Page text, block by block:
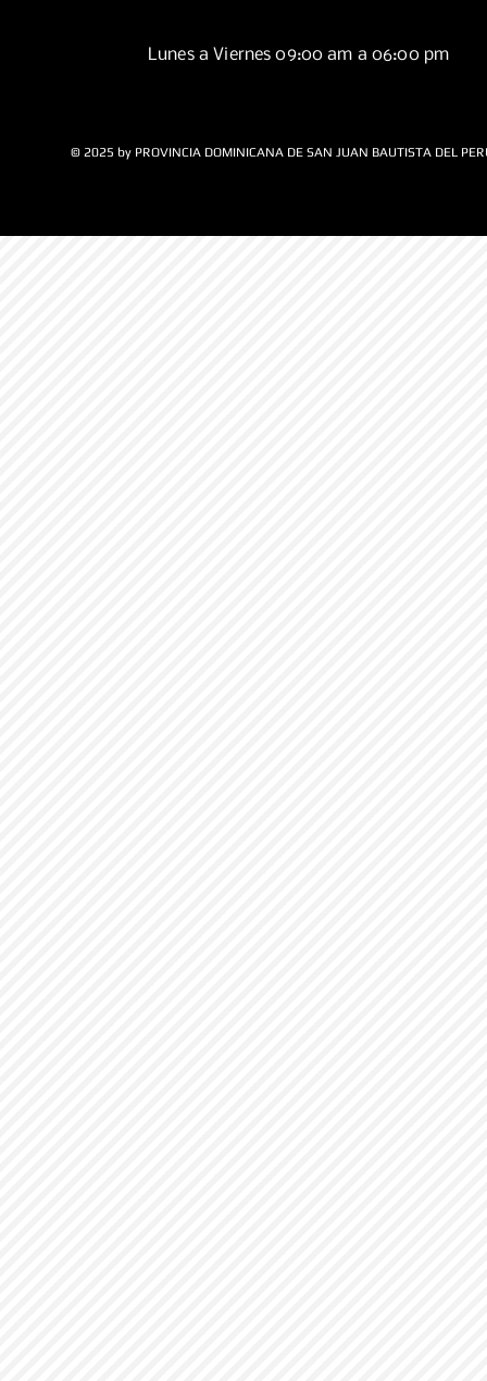
Lunes a Viernes 09:00 am a 06:00 pm
© 2025 by PROVINCIA DOMINICANA DE SAN JUAN BAUTISTA DEL